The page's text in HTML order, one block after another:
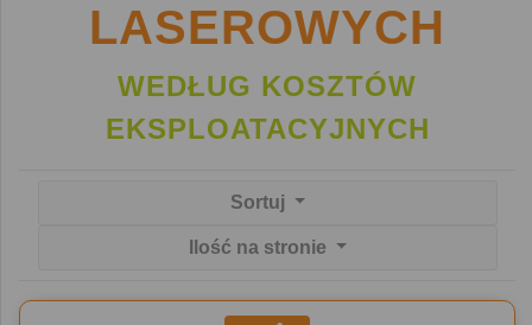
LASEROWYCH
WEDŁUG KOSZTÓW
EKSPLOATACYJNYCH
Sortuj
Ilość na stronie